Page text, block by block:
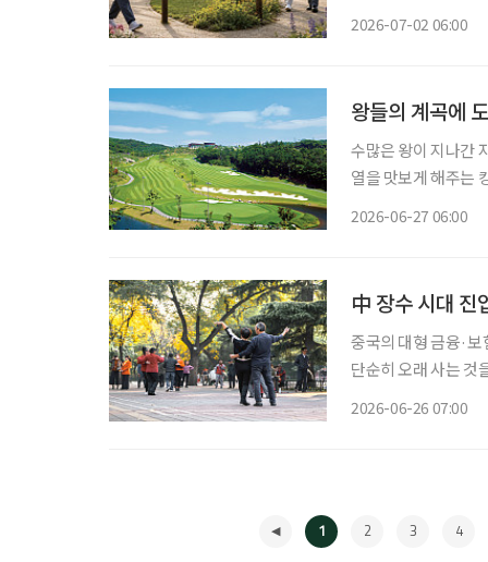
2026-07-02 06:00
왕들의 계곡에
수많은 왕이 지나간
열을 맛보게 해주는 킹스데일 골프클럽이
2026-06-27 06:00
中 장수 시대 진
중국의 대형 금융·보
단순히 오래 사는 것
2026-06-26 07:00
1 2 3 4